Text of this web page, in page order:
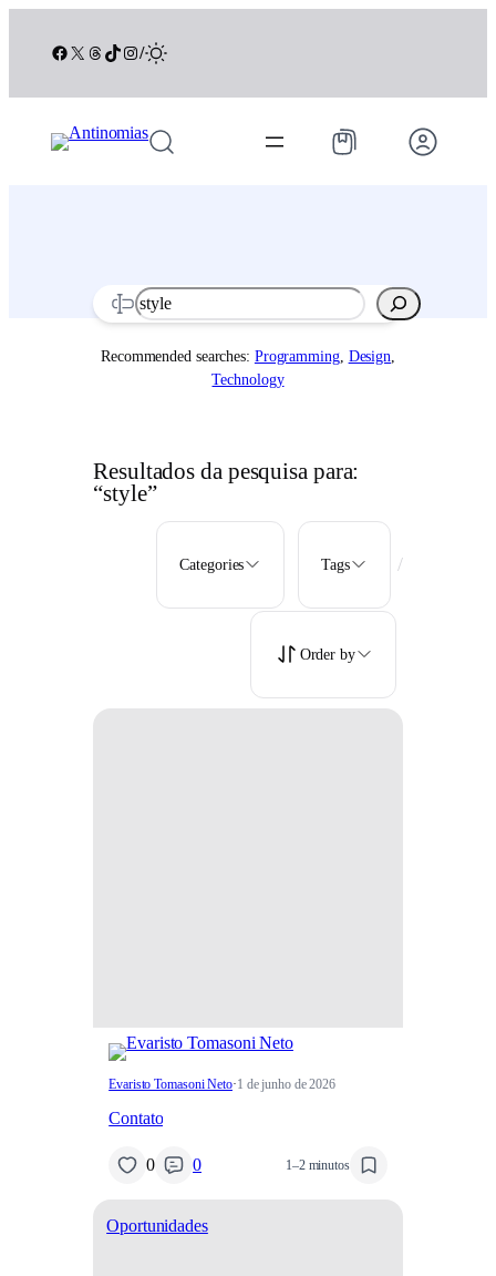
conteúdo
Facebook
X Threads
TikTok
Instagram
/
Search
Recommended searches: Programming, Design,
Technology
Resultados da pesquisa para:
“style”
Categories Tags /
Order by
Evaristo Tomasoni Neto·1 de junho de 2026
Contato
0 0 1–2 minutos
Oportunidades